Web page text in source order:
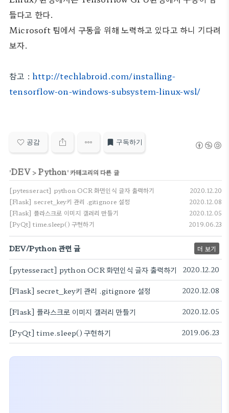
들다고 한다.
Microsoft 팀에서 구동을 위해 노력하고 있다고 하니 기다려
보자.
참고 : http://techlabroid.com/installing-
tensorflow-on-windows-subsystem-linux-wsl/
공감 구독하기
'DEV> Python' 카테고리의 다른 글
[pytesseract] python OCR 화면인식 글자 출력하기 2020.12.20
[Flask] secret_key키 관리 .gitignore 설정 2020.12.08
[Flask] 플라스크로 이미지 갤러리 만들기 2020.12.05
[PyQt] time.sleep() 구현하기 2019.06.23
DEV/Python 관련 글 더 보기
[pytesseract] python OCR 화면인식 글자 출력하기 2020.12.20
[Flask] secret_key키 관리 .gitignore 설정 2020.12.08
[Flask] 플라스크로 이미지 갤러리 만들기 2020.12.05
[PyQt] time.sleep() 구현하기 2019.06.23